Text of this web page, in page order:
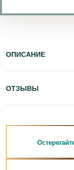
ОПИСАНИЕ
ОТЗЫВЫ